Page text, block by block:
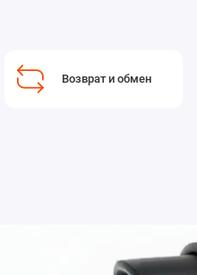
Возврат и обмен